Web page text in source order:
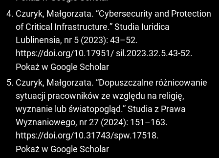
Czuryk, Małgorzata. “Cybersecurity and Protection
of Critical Infrastructure.” Studia Iuridica
Lublinensia, nr 5 (2023): 43–52.
https://doi.org/10.17951/ sil.2023.32.5.43-52.
Pokaż w Google Scholar
Czuryk, Małgorzata. “Dopuszczalne różnicowanie
sytuacji pracowników ze względu na religię,
wyznanie lub światopogląd.” Studia z Prawa
Wyznaniowego, nr 27 (2024): 151–163.
https://doi.org/10.31743/spw.17518.
Pokaż w Google Scholar